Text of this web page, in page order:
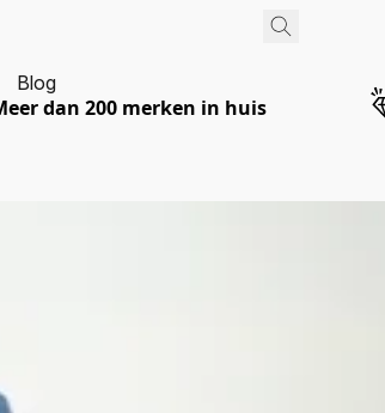
Blog
dan 200 merken in huis